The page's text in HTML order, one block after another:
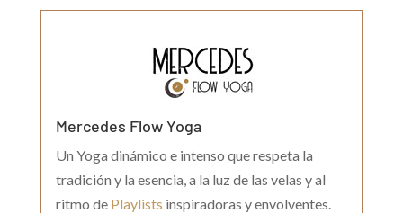
Mercedes Flow Yoga
Un Yoga dinámico e intenso que respeta la
tradición y la esencia, a la luz de las velas y al
ritmo de Playlists inspiradoras y envolventes.